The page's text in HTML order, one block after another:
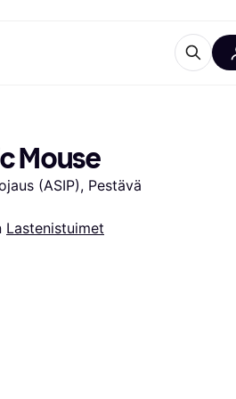
Mouse
(ASIP), Pestävä
Lastenistuimet